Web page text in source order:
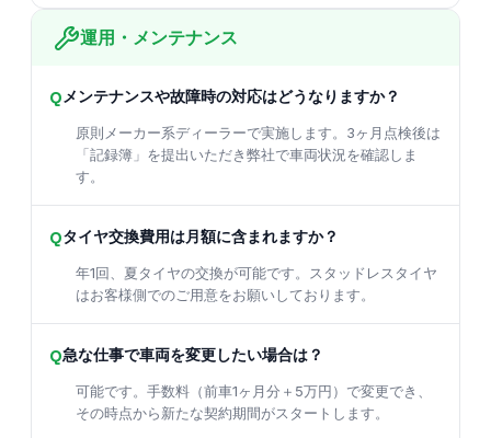
運用・メンテナンス
Q メンテナンスや故障時の対応はどうなりますか？
原則メーカー系ディーラーで実施します。3ヶ月点検後は
「記録簿」を提出いただき弊社で車両状況を確認しま
す。
Qタイヤ交換費用は月額に含まれますか？
年1回、夏タイヤの交換が可能です。スタッドレスタイヤ
はお客様側でのご用意をお願いしております。
Q急な仕事で車両を変更したい場合は？
可能です。手数料（前車1ヶ月分＋5万円）で変更でき、
その時点から新たな契約期間がスタートします。